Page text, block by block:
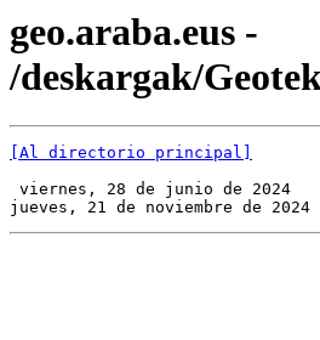
geo.araba.eus -
/deskargak/
[Al directorio principal]
viernes, 28 de junio de
jueves, 21 de noviembre de